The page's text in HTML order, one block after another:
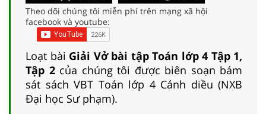
Theo dõi chúng tôi miễn phí trên mạng xã hội
facebook và youtube:
Loạt bài Giải Vở bài tập Toán lớp 4 Tập 1,
Tập 2của chúng tôi được biên soạn bám
sát sách VBT Toán lớp 4 Cánh diều (NXB
Đại học Sư phạm).